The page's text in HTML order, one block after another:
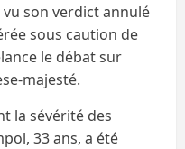
son verdict annulé
sous caution de
le débat sur
majesté.
la sévérité des
33 ans, a été